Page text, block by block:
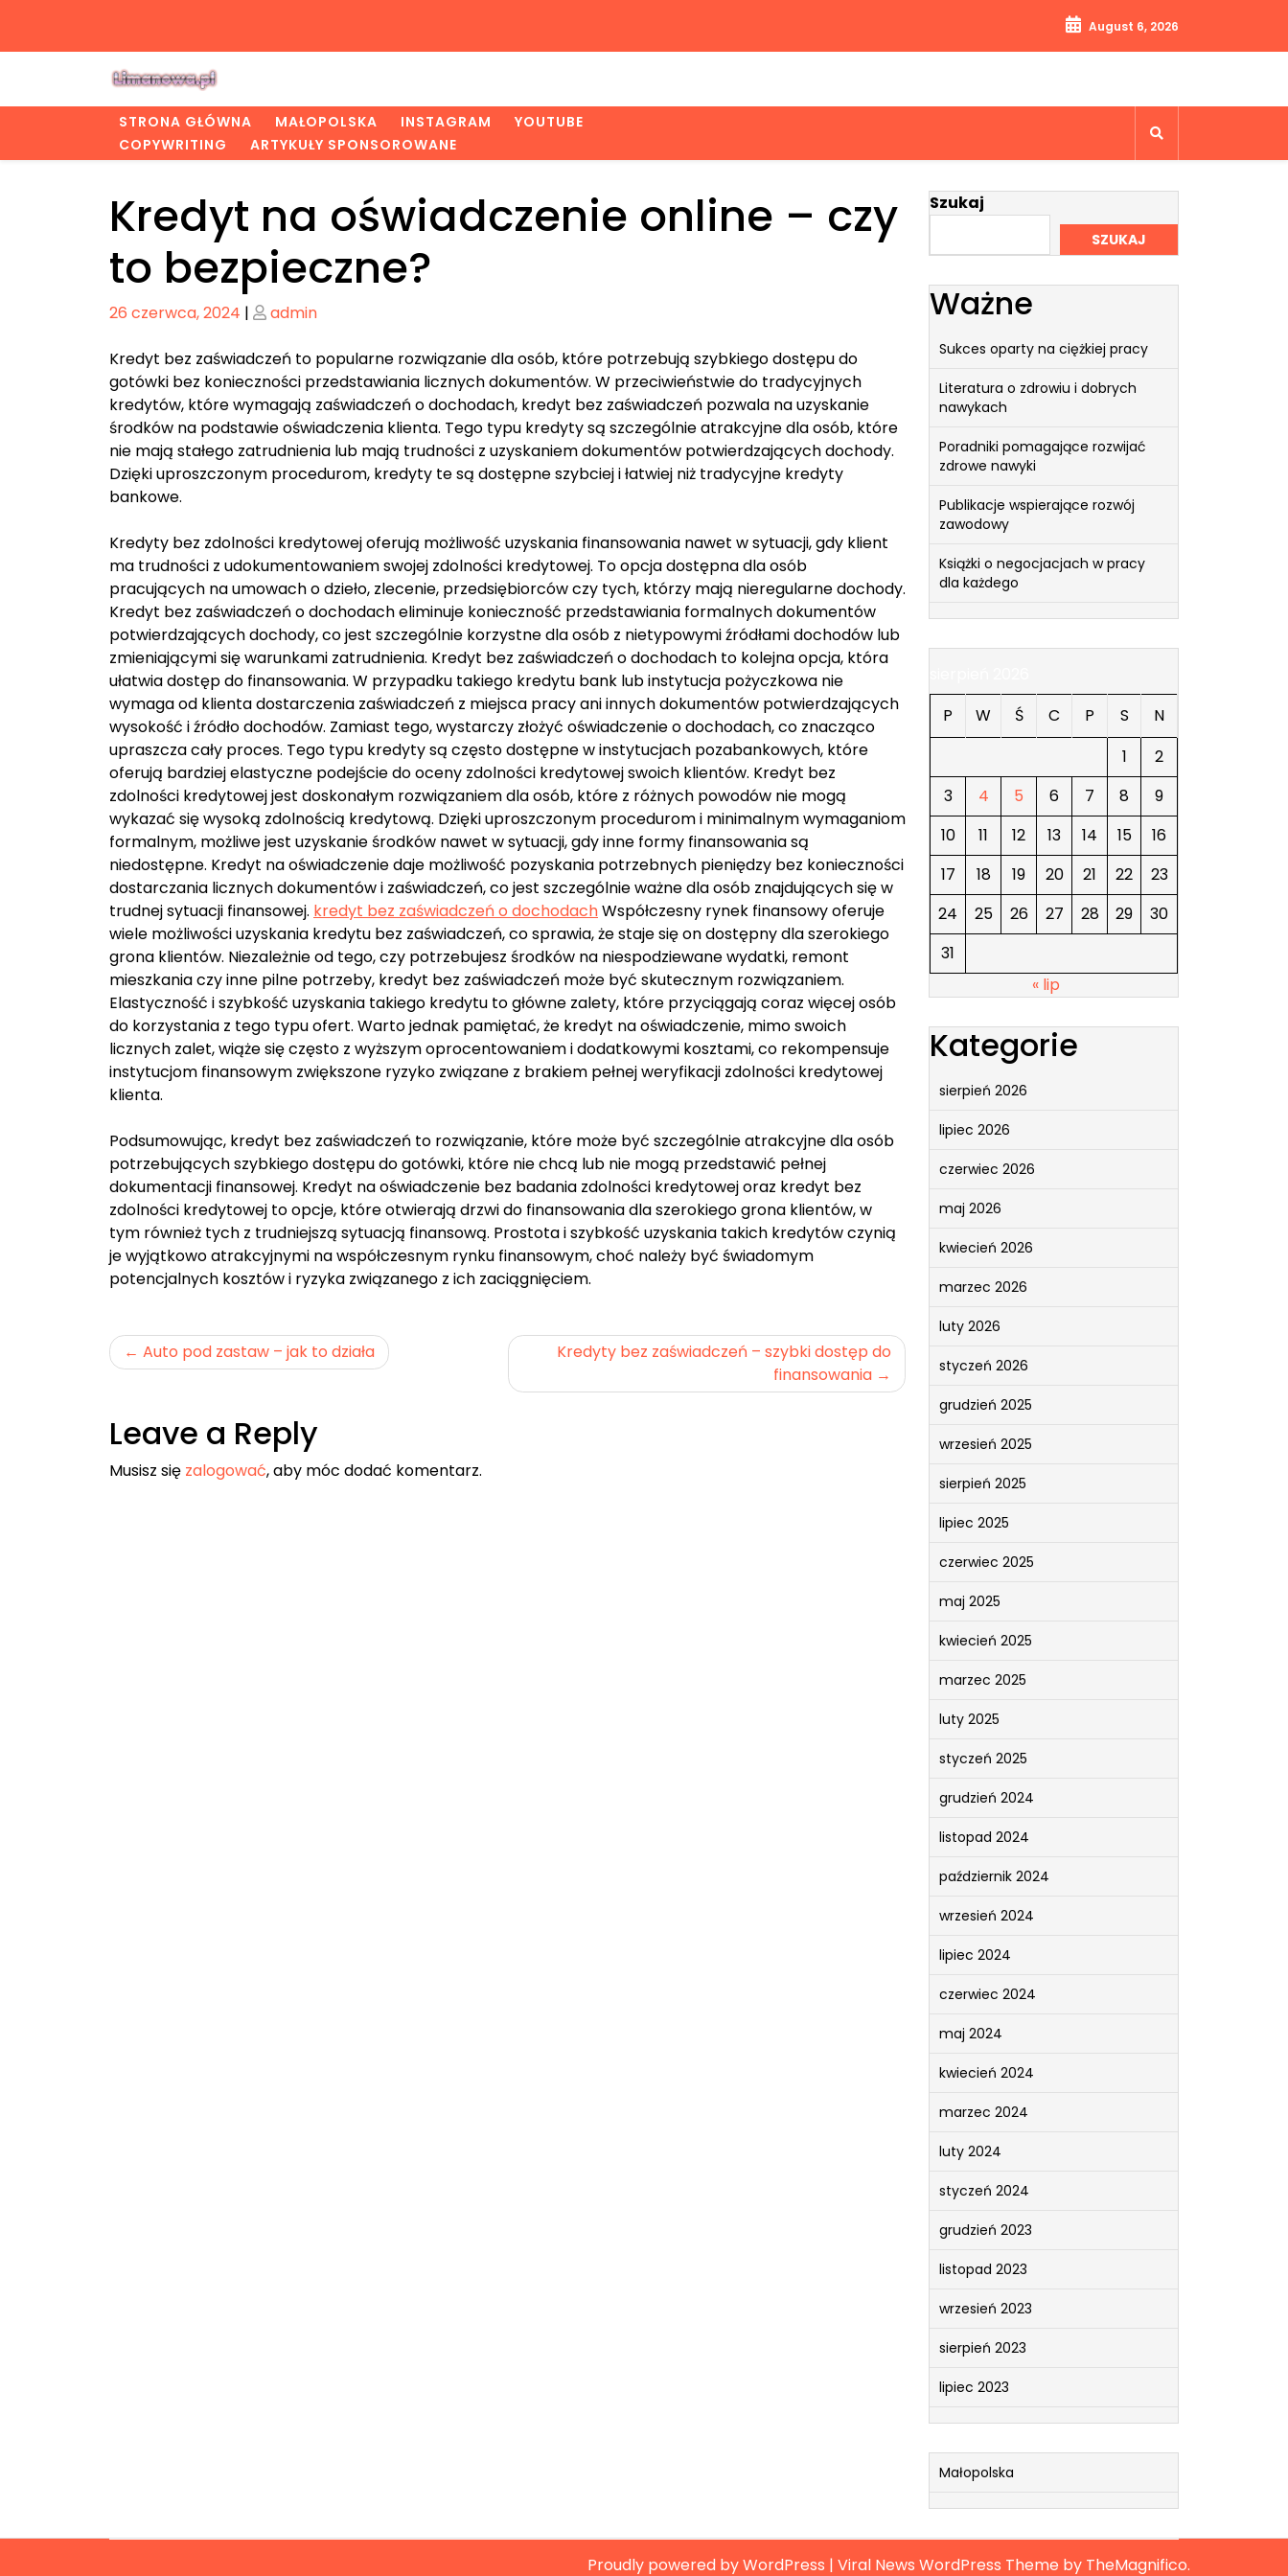
content
August 6, 2026
STRONA GŁÓWNA MAŁOPOLSKA INSTAGRAM
YOUTUBE
COPYWRITING
ARTYKUŁY SPONSOROWANE
Kredyt na oświadczenie online – czy
to bezpieczne?
Posted
26 czerwca, 2024 | Posted
admin
Kredyt bez zaświadczeń to popularne rozwiązanie dla osób, które potrzebują szybkiego dostępu do
gotówki bez konieczności przedstawiania licznych dokumentów. W przeciwieństwie do tradycyjnych
kredytów, które wymagają zaświadczeń o dochodach, kredyt bez zaświadczeń pozwala na uzyskanie
środków na podstawie oświadczenia klienta. Tego typu kredyty są szczególnie atrakcyjne dla osób, które
nie mają stałego zatrudnienia lub mają trudności z uzyskaniem dokumentów potwierdzających dochody.
Dzięki uproszczonym procedurom, kredyty te są dostępne szybciej i łatwiej niż tradycyjne kredyty
bankowe.
Kredyty bez zdolności kredytowej oferują możliwość uzyskania finansowania nawet w sytuacji, gdy klient
ma trudności z udokumentowaniem swojej zdolności kredytowej. To opcja dostępna dla osób
pracujących na umowach o dzieło, zlecenie, przedsiębiorców czy tych, którzy mają nieregularne dochody.
Kredyt bez zaświadczeń o dochodach eliminuje konieczność przedstawiania formalnych dokumentów
potwierdzających dochody, co jest szczególnie korzystne dla osób z nietypowymi źródłami dochodów lub
zmieniającymi się warunkami zatrudnienia. Kredyt bez zaświadczeń o dochodach to kolejna opcja, która
ułatwia dostęp do finansowania. W przypadku takiego kredytu bank lub instytucja pożyczkowa nie
wymaga od klienta dostarczenia zaświadczeń z miejsca pracy ani innych dokumentów potwierdzających
wysokość i źródło dochodów. Zamiast tego, wystarczy złożyć oświadczenie o dochodach, co znacząco
upraszcza cały proces. Tego typu kredyty są często dostępne w instytucjach pozabankowych, które
oferują bardziej elastyczne podejście do oceny zdolności kredytowej swoich klientów. Kredyt bez
zdolności kredytowej jest doskonałym rozwiązaniem dla osób, które z różnych powodów nie mogą
wykazać się wysoką zdolnością kredytową. Dzięki uproszczonym procedurom i minimalnym wymaganiom
formalnym, możliwe jest uzyskanie środków nawet w sytuacji, gdy inne formy finansowania są
niedostępne. Kredyt na oświadczenie daje możliwość pozyskania potrzebnych pieniędzy bez konieczności
dostarczania licznych dokumentów i zaświadczeń, co jest szczególnie ważne dla osób znajdujących się w
trudnej sytuacji finansowej. kredyt bez zaświadczeń o dochodachWspółczesny rynek finansowy oferuje
wiele możliwości uzyskania kredytu bez zaświadczeń, co sprawia, że staje się on dostępny dla szerokiego
grona klientów. Niezależnie od tego, czy potrzebujesz środków na niespodziewane wydatki, remont
mieszkania czy inne pilne potrzeby, kredyt bez zaświadczeń może być skutecznym rozwiązaniem.
Elastyczność i szybkość uzyskania takiego kredytu to główne zalety, które przyciągają coraz więcej osób
do korzystania z tego typu ofert. Warto jednak pamiętać, że kredyt na oświadczenie, mimo swoich
licznych zalet, wiąże się często z wyższym oprocentowaniem i dodatkowymi kosztami, co rekompensuje
instytucjom finansowym zwiększone ryzyko związane z brakiem pełnej weryfikacji zdolności kredytowej
klienta.
Podsumowując, kredyt bez zaświadczeń to rozwiązanie, które może być szczególnie atrakcyjne dla osób
potrzebujących szybkiego dostępu do gotówki, które nie chcą lub nie mogą przedstawić pełnej
dokumentacji finansowej. Kredyt na oświadczenie bez badania zdolności kredytowej oraz kredyt bez
zdolności kredytowej to opcje, które otwierają drzwi do finansowania dla szerokiego grona klientów, w
tym również tych z trudniejszą sytuacją finansową. Prostota i szybkość uzyskania takich kredytów czynią
je wyjątkowo atrakcyjnymi na współczesnym rynku finansowym, choć należy być świadomym
potencjalnych kosztów i ryzyka związanego z ich zaciągnięciem.
Nawigacja
Auto pod zastaw – jak to działa
Kredyty bez zaświadczeń – szybki dostęp do
finansowania
Leave a Reply
Musisz się zalogować, aby móc dodać komentarz.
Szukaj
SZUKAJ
Ważne
Sukces oparty na ciężkiej pracy
Literatura o zdrowiu i dobrych
nawykach
Poradniki pomagające rozwijać
zdrowe nawyki
Publikacje wspierające rozwój
zawodowy
Książki o negocjacjach w pracy
dla każdego
P
W Ś C P S
N
1
2
3
4 5 6 7 8
9
10
11 12 13 14 15
16
17
18 19 20 21 22
23
24
25 26 27 28 29
30
31
« lip
Kategorie
sierpień 2026
lipiec 2026
czerwiec 2026
maj 2026
kwiecień 2026
marzec 2026
luty 2026
styczeń 2026
grudzień 2025
wrzesień 2025
sierpień 2025
lipiec 2025
czerwiec 2025
maj 2025
kwiecień 2025
marzec 2025
luty 2025
styczeń 2025
grudzień 2024
listopad 2024
październik 2024
wrzesień 2024
lipiec 2024
czerwiec 2024
maj 2024
kwiecień 2024
marzec 2024
luty 2024
styczeń 2024
grudzień 2023
listopad 2023
wrzesień 2023
sierpień 2023
lipiec 2023
Małopolska
Proudly powered by WordPress | Viral News WordPress Theme by TheMagnifico.